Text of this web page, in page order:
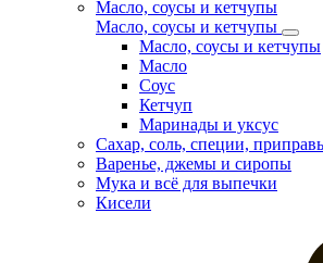
Масло, соусы и кетчупы
Масло, соусы и кетчупы
Масло, соусы и кетчупы
Масло
Соус
Кетчуп
Маринады и уксус
Сахар, соль, специи,
Варенье, джемы и сиропы
Мука и всё для выпечки
Кисели